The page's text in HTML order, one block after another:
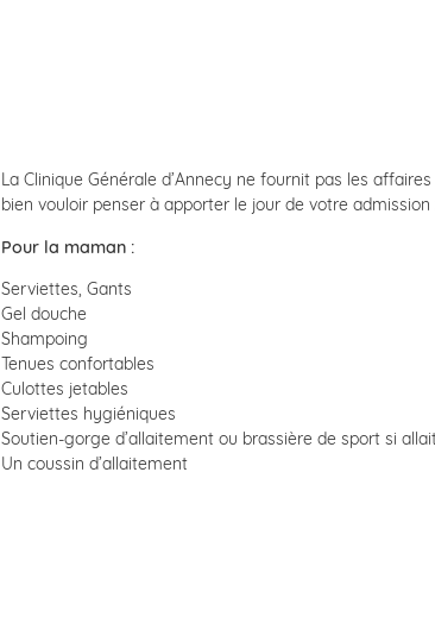
La Clinique Générale d’Annecy ne fournit pas les
bien vouloir penser à apporter le jour de votre admission
Pour la maman :
Serviettes, Gants
Gel douche
Shampoing
Tenues confortables
Culottes jetables
Serviettes hygiéniques
Soutien-gorge d’allaitement ou brassière de sport si
Un coussin d’allaitement